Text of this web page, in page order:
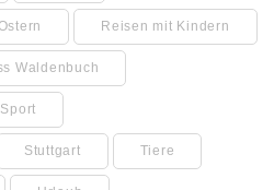
Reisen mit Kindern
Waldenbuch
Sport
Stuttgart Tiere